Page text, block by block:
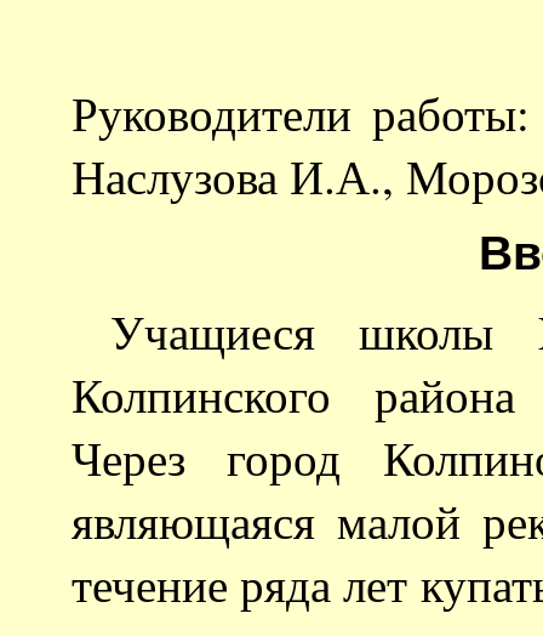
Руководители
Наслузова И.А.,
Учащиеся школы
Колпинского
Через город
являющаяся малой
течение ряда лет